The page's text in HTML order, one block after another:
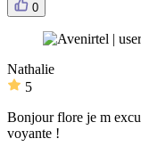
0
Nathalie
5
Bonjour flore je m
voyante !